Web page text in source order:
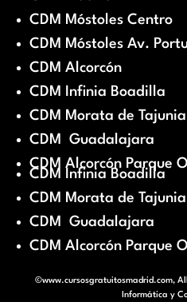
CDM Móstoles Centro
CDM Móstoles Av.
CDM Alcorcón
CDM Infinia Boadilla
CDM Morata de Tajunia
CDM Guadalajara
CDM Alcorcón Parque
CDM Infinia Boadilla
CDM Morata de Tajunia
CDM Guadalajara
CDM Alcorcón Parque
©www.cursosgratuitosmadrid.com,
Informática y